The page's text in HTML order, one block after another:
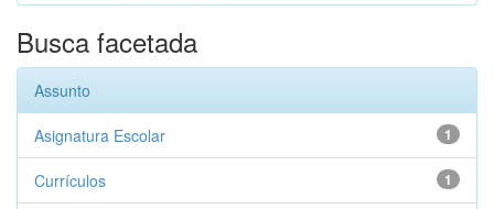
Busca facetada
Assunto
1
Asignatura Escolar
1
Currículos